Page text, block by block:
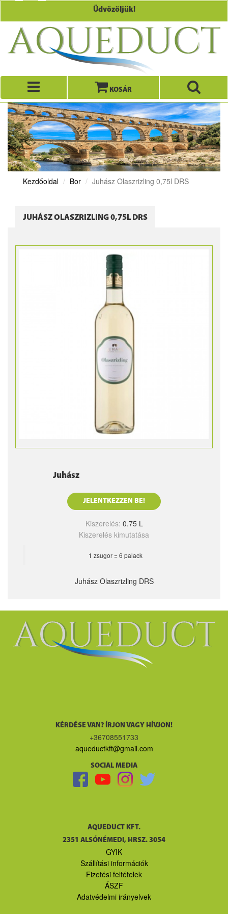
Üdvözöljük!
KOSÁR
Kezdőoldal Bor Juhász Olaszrizling 0,75l DRS
JUHÁSZ OLASZRIZLING 0,75L DRS
Juhász
JELENTKEZZEN BE!
Kiszerelés: 0.75 L
Kiszerelés kimutatása
1 zsugor = 6 palack
Juhász Olaszrizling DRS
KÉRDÉSE VAN? ÍRJON VAGY HÍVJON!
+36708551733
aqueductkft@gmail.com
SOCIAL MEDIA
AQUEDUCT KFT.
2351 ALSÓNÉMEDI, HRSZ. 3054
GYIK
Szállítási információk
Fizetési feltételek
ÁSZF
Adatvédelmi irányelvek